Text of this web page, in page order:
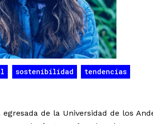
sostenibilidad
tendencias
egresada de la Universidad de los